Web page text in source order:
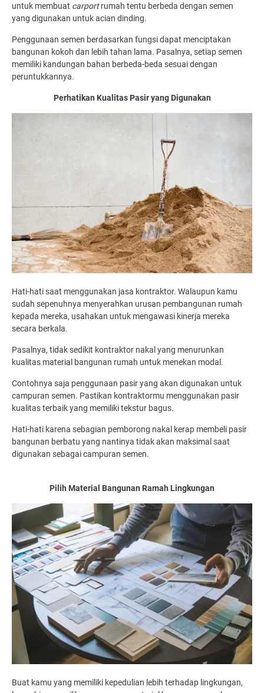
untuk membuat carportrumah tentu berbeda dengan semen
yang digunakan untuk acian dinding.
Penggunaan semen berdasarkan fungsi dapat menciptakan
bangunan kokoh dan lebih tahan lama. Pasalnya, setiap semen
memiliki kandungan bahan berbeda-beda sesuai dengan
peruntukkannya.
Perhatikan Kualitas Pasir yang Digunakan
Hati-hati saat menggunakan jasa kontraktor. Walaupun kamu
sudah sepenuhnya menyerahkan urusan pembangunan rumah
kepada mereka, usahakan untuk mengawasi kinerja mereka
secara berkala.
Pasalnya, tidak sedikit kontraktor nakal yang menurunkan
kualitas material bangunan rumah untuk menekan modal.
Contohnya saja penggunaan pasir yang akan digunakan untuk
campuran semen. Pastikan kontraktormu menggunakan pasir
kualitas terbaik yang memiliki tekstur bagus.
Hati-hati karena sebagian pemborong nakal kerap membeli pasir
bangunan berbatu yang nantinya tidak akan maksimal saat
digunakan sebagai campuran semen.
Pilih Material Bangunan Ramah Lingkungan
Buat kamu yang memiliki kepedulian lebih terhadap lingkungan,